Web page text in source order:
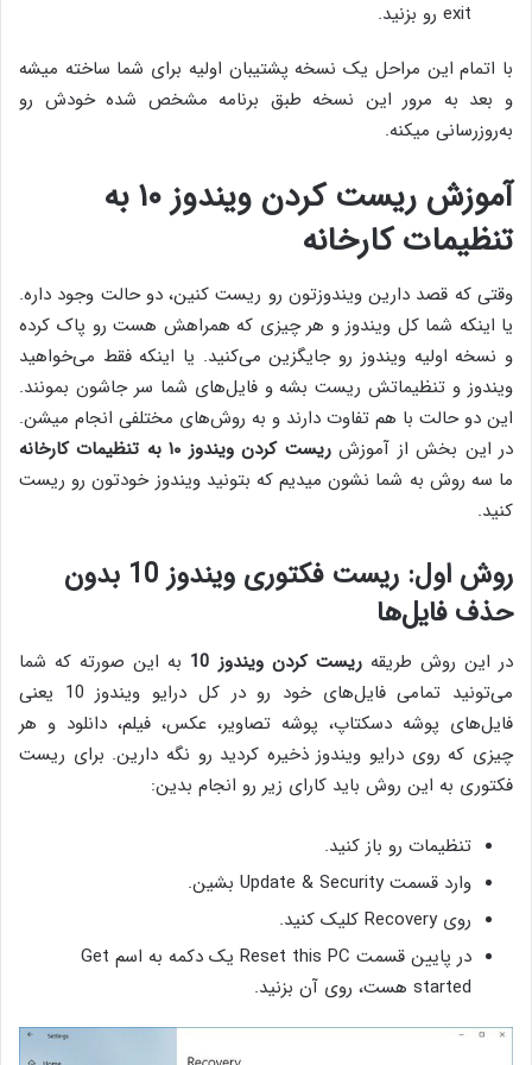
exit رو بزنید.
با اتمام این مراحل یک نسخه‌ پشتیبان اولیه برای شما ساخته میشه
و بعد به مرور این نسخه طبق برنامه‌ مشخص شده خودش رو
به‌روزرسانی میکنه.
آموزش ریست کردن ویندوز ۱۰ به
تنظیمات کارخانه
وقتی که قصد دارین ویندوزتون رو ریست کنین، دو حالت وجود داره.
یا اینکه شما کل ویندوز و هر چیزی که همراهش هست رو پاک کرده
و نسخه‌ اولیه‌ ویندوز رو جایگزین می‌کنید. یا اینکه فقط می‌خواهید
ویندوز و تنظیماتش ریست بشه و فایل‌های شما سر جاشون بمونند.
این دو حالت با هم تفاوت دارند و به روش‌های مختلفی انجام میشن.
در این بخش از آموزشریست کردن ویندوز ۱۰ به تنظیمات کارخانه
ما سه روش به شما نشون میدیم که بتونید ویندوز خودتون رو ریست
کنید.
روش اول: ریست فکتوری ویندوز 10 بدون
حذف فایل‌ها
در این روش طریقهریست کردن ویندوز 10
به این صورته که شما
می‌تونید تمامی فایل‌های خود رو در کل درایو ویندوز 10 یعنی
فایل‌های پوشه دسکتاپ، پوشه تصاویر، عکس، فیلم، دانلود و هر
چیزی که روی درایو ویندوز ذخیره کردید رو نگه دارین. برای ریست
فکتوری به این روش باید کارای زیر رو انجام بدین:
تنظیمات رو باز کنید.
وارد قسمت Update & Security بشین.
روی Recovery کلیک کنید.
در پایین قسمت Reset this PC یک دکمه به اسم Get
started هست، روی آن بزنید.